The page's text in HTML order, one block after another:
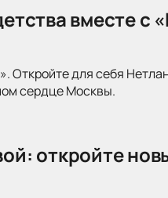
вместе с
Откройте для себя
сердце Москвы.
откройте